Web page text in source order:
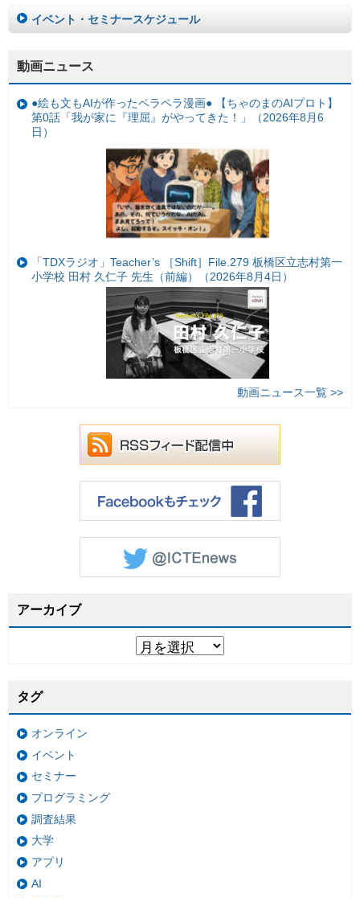
イベント・セミナースケジュール
動画ニュース
●絵も文もAIが作ったペラペラ漫画● 【ちゃのまのAIプロト】
第0話「我が家に『理屈』がやってきた！」（2026年8月6
日）
「TDXラジオ」Teacher’s ［Shift］File.279 板橋区立志村第一
小学校 田村 久仁子 先生（前編）（2026年8月4日）
動画ニュース一覧 >>
アーカイブ
タグ
オンライン
イベント
セミナー
プログラミング
調査結果
大学
アプリ
AI